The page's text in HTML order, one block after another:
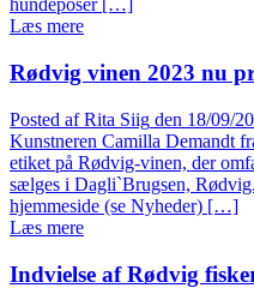
hundeposer […]
Læs mere
Rødvig vinen 2023 nu
Posted afRita Siig den 18/09/
Kunstneren Camilla Demandt
etiket på Rødvig-vinen, der
sælges i Dagli`Brugsen,
hjemmeside (se Nyheder) […]
Læs mere
Indvielse af Rødvig